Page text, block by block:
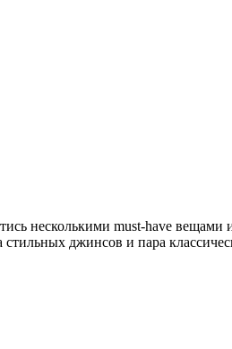
несколькими must-have вещами
джинсов и пара